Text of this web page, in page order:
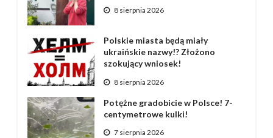
8 sierpnia 2026
Polskie miasta będą miały
ukraińskie nazwy!? Złożono
szokujący wniosek!
8 sierpnia 2026
Potężne gradobicie w Polsce! 7-
centymetrowe kulki!
7 sierpnia 2026